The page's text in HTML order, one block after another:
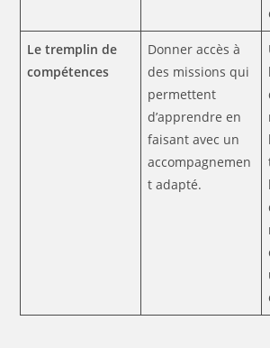
Le tremplin de
compétences
Donner accès à
des missions qui
permettent
d’apprendre en
faisant avec un
accompagnemen
t adapté.